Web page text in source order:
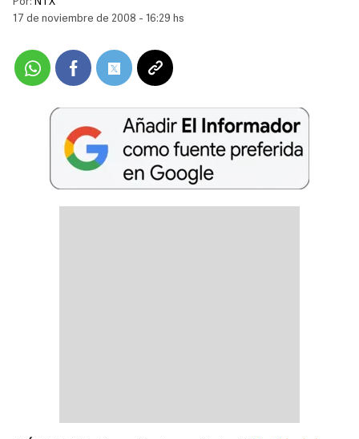
17 de noviembre de 2008 - 16:29 hs